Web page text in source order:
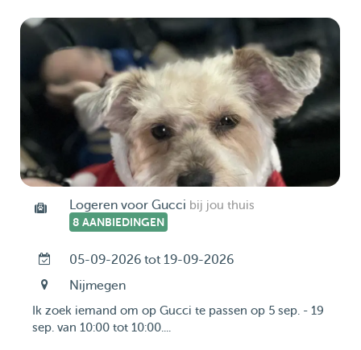
Logeren voor Gucci bij jou thuis
8 AANBIEDINGEN
05-09-2026 tot 19-09-2026
Nijmegen
Ik zoek iemand om op Gucci te passen op 5 sep. - 19
sep. van 10:00 tot 10:00....